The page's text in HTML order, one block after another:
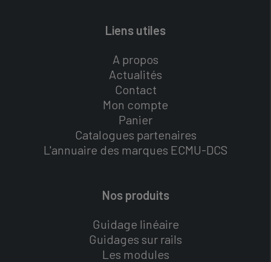
Liens utiles
A propos
Actualités
Contact
Mon compte
Panier
Catalogues partenaires
L'annuaire des marques ECMU-DCS
Nos produits
Guidage linéaire
Guidages sur rails
Les modules